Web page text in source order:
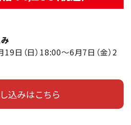
19日（日）18:00～6月7日（金）2
込みはこちら